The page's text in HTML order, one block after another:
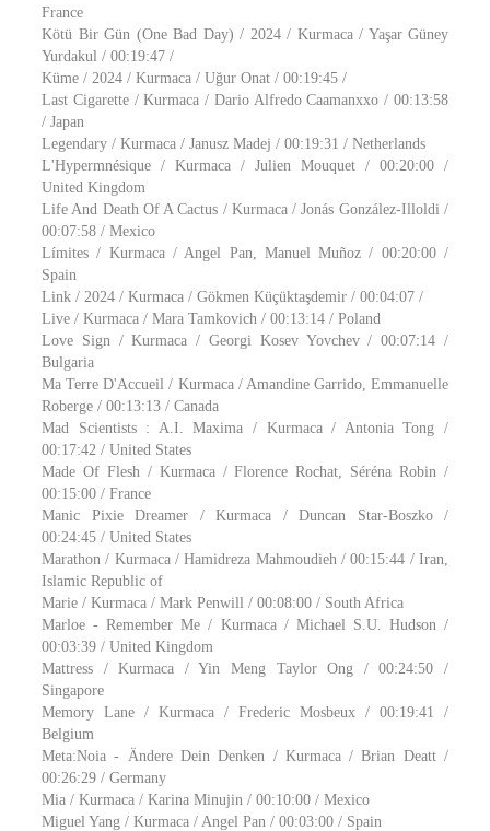
France
Kötü Bir Gün (One Bad Day) / 2024 / Kurmaca / Yaşar Güney
Yurdakul / 00:19:47 /
Küme / 2024 / Kurmaca / Uğur Onat / 00:19:45 /
Last Cigarette / Kurmaca / Dario Alfredo Caamanxxo / 00:13:58
/ Japan
Legendary / Kurmaca / Janusz Madej / 00:19:31 / Netherlands
L'Hypermnésique / Kurmaca / Julien Mouquet / 00:20:00 /
United Kingdom
Life And Death Of A Cactus / Kurmaca / Jonás González-Illoldi /
00:07:58 / Mexico
Límites / Kurmaca / Angel Pan, Manuel Muñoz / 00:20:00 /
Spain
Link / 2024 / Kurmaca / Gökmen Küçüktaşdemir / 00:04:07 /
Live / Kurmaca / Mara Tamkovich / 00:13:14 / Poland
Love Sign / Kurmaca / Georgi Kosev Yovchev / 00:07:14 /
Bulgaria
Ma Terre D'Accueil / Kurmaca / Amandine Garrido, Emmanuelle
Roberge / 00:13:13 / Canada
Mad Scientists : A.I. Maxima / Kurmaca / Antonia Tong /
00:17:42 / United States
Made Of Flesh / Kurmaca / Florence Rochat, Séréna Robin /
00:15:00 / France
Manic Pixie Dreamer / Kurmaca / Duncan Star-Boszko /
00:24:45 / United States
Marathon / Kurmaca / Hamidreza Mahmoudieh / 00:15:44 / Iran,
Islamic Republic of
Marie / Kurmaca / Mark Penwill / 00:08:00 / South Africa
Marloe - Remember Me / Kurmaca / Michael S.U. Hudson /
00:03:39 / United Kingdom
Mattress / Kurmaca / Yin Meng Taylor Ong / 00:24:50 /
Singapore
Memory Lane / Kurmaca / Frederic Mosbeux / 00:19:41 /
Belgium
Meta:Noia - Ändere Dein Denken / Kurmaca / Brian Deatt /
00:26:29 / Germany
Mia / Kurmaca / Karina Minujin / 00:10:00 / Mexico
Miguel Yang / Kurmaca / Angel Pan / 00:03:00 / Spain